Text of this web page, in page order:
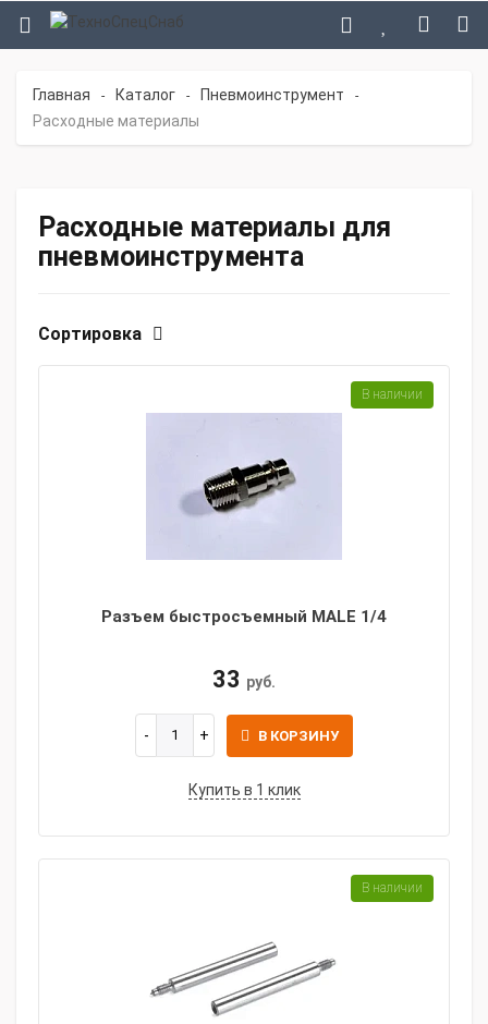
Главная - Каталог - Пневмоинструмент -
Расходные материалы
Расходные материалы для
пневмоинструмента
Сортировка
Разъем быстросъемный MALE 1/4
33 руб.
В КОРЗИНУ
Купить в 1 клик
В наличии
В наличии